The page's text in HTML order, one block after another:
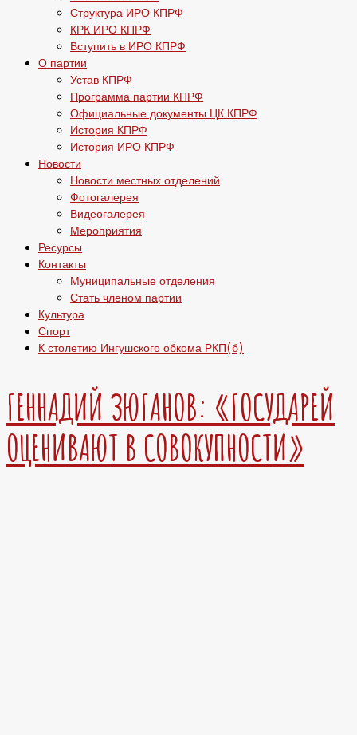
Структура ИРО КПРФ
КРК ИРО КПРФ
Вступить в ИРО КПРФ
О партии
Устав КПРФ
Программа партии КПРФ
Официальные документы ЦК КПРФ
История КПРФ
История ИРО КПРФ
Новости
Новости местных отделений
Фотогалерея
Видеогалерея
Мероприятия
Ресурсы
Контакты
Муниципальные отделения
Стать членом партии
Культура
Спорт
К столетию Ингушского обкома РКП(б)
ГЕННАДИЙ ЗЮГАНОВ: «ГОСУДАРЕЙ
ОЦЕНИВАЮТ В СОВОКУПНОСТИ»